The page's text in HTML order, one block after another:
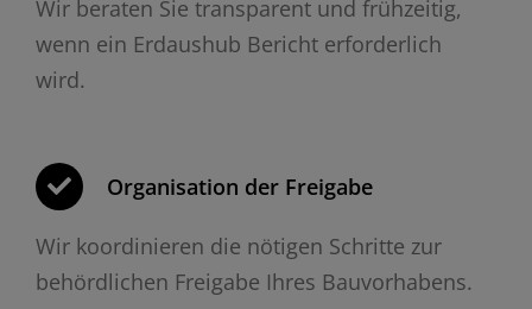
Wir beraten Sie transparent und frühzeitig,
wenn ein Erdaushub Bericht erforderlich
wird.
Organisation der Freigabe
Wir koordinieren die nötigen Schritte zur
behördlichen Freigabe Ihres Bauvorhabens.